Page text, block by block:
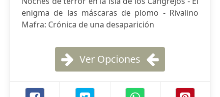
enigma de las máscaras de plomo - Rivalino
Mafra: Crónica de una desaparición
Ver Opciones